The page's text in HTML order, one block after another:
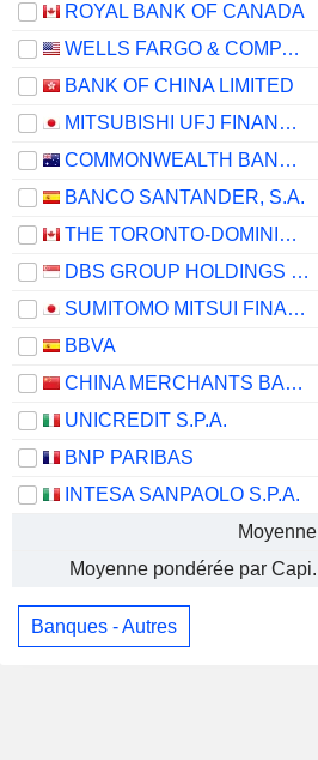
ROYAL BANK OF CANADA
WELLS FARGO & COMPANY
BANK OF CHINA LIMITED
MITSUBISHI UFJ FINANCIAL GROUP, INC.
COMMONWEALTH BANK OF AUSTRALIA
BANCO SANTANDER, S.A.
THE TORONTO-DOMINION BANK
DBS GROUP HOLDINGS LTD
SUMITOMO MITSUI FINANCIAL GROUP, INC.
BBVA
CHINA MERCHANTS BANK CO., LTD.
UNICREDIT S.P.A.
BNP PARIBAS
INTESA SANPAOLO S.P.A.
Moyenne
Moyenne pondérée par Capi.
Banques - Autres